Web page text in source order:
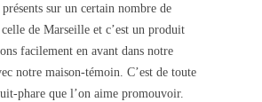
sur un certain nombre de
de Marseille et c’est un produit
facilement en avant dans notre
notre maison-témoin. C’est de toute
phare que l’on aime promouvoir.